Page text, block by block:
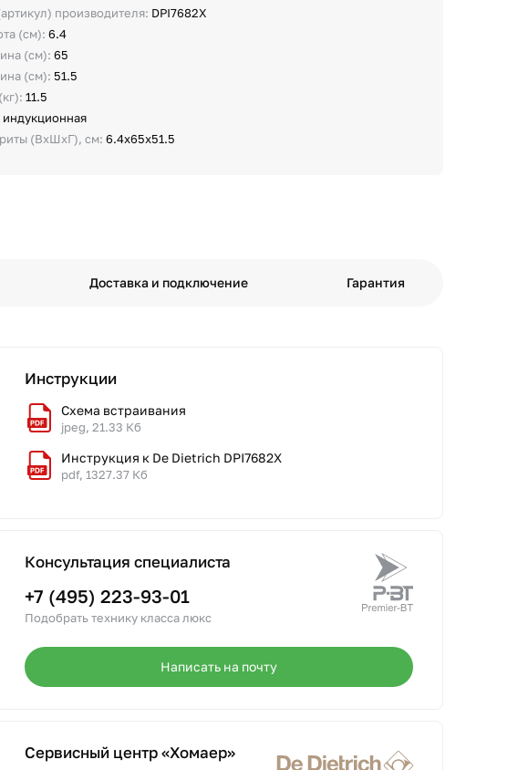
производителя: DPI7682X
(см):6.4
(см):65
(см): 51.5
11.5
индукционная
(ВхШхГ), см:6.4x65x51.5
Доставка и подключение Гарантия
Инструкции
Схема встраивания
jpeg, 21.33 Кб
Инструкция к De Dietrich DPI7682X
pdf, 1327.37 Кб
Консультация специалиста
+7 (495) 223-93-01
Подобрать технику класса люкс
Написать на почту
Сервисный центр «Хомаер»